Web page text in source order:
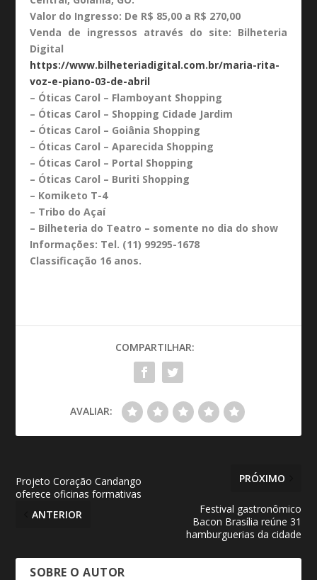
Valor do Ingresso: De R$ 85,00 a R$ 270,00
Venda de ingressos através do site: Bilheteria
Digital
https://www.bilheteriadigital.com.br/maria-rita-
voz-e-piano-03-de-abril
– Óticas Carol – Flamboyant Shopping
– Óticas Carol – Shopping Cidade Jardim
– Óticas Carol – Goiânia Shopping
– Óticas Carol – Aparecida Shopping
– Óticas Carol – Portal Shopping
– Óticas Carol – Buriti Shopping
– Komiketo T-4
– Tribo do Açaí
– Bilheteria do Teatro – somente no dia do show
Informações: Tel. (11) 99295-1678
Classificação 16 anos.
COMPARTILHAR:
AVALIAR:
Projeto Coração Candango
oferece oficinas formativas
ANTERIOR
PRÓXIMO
Festival gastronômico
Bacon Brasília reúne 31
hamburguerias da cidade
SOBRE O AUTOR